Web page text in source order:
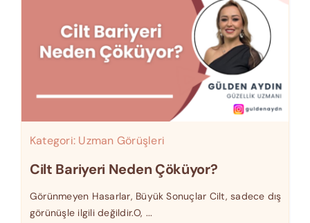
Kategori: Uzman Görüşleri
Cilt Bariyeri Neden Çöküyor?
Görünmeyen Hasarlar, Büyük Sonuçlar Cilt, sadece dış
görünüşle ilgili değildir.O, ...